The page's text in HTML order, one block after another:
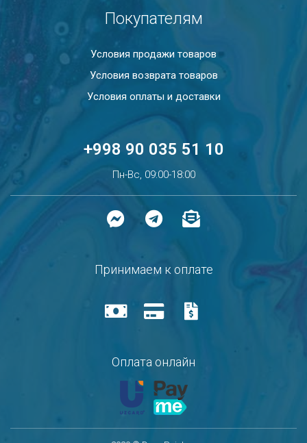
Покупателям
Условия продажи товаров
Условия возврата товаров
Условия оплаты и доставки
+998 90 035 51 10
Пн-Вс, 09:00-18:00
Принимаем к оплате
Оплата онлайн